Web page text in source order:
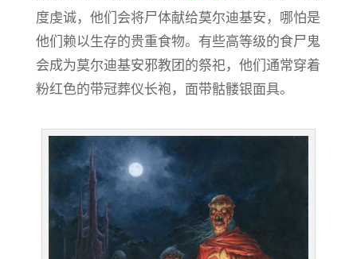
度虔诚，他们会将尸体献给莫尔迪基安，哪怕是
他们赖以生存的贵重食物。有些高等级的食尸鬼
会成为莫尔迪基安邪教团的祭祀，他们通常穿着
粉红色的带冠葬仪长袍，面带骷髅银面具。